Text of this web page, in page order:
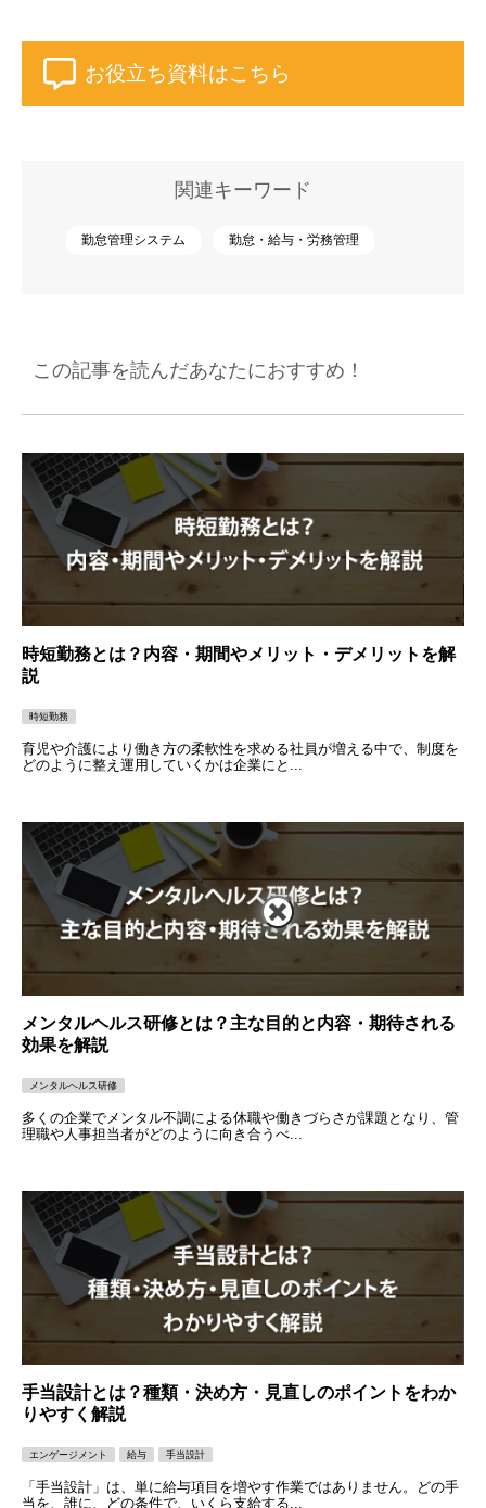
お役立ち資料はこちら
関連キーワード
勤怠管理システム 勤怠・給与・労務管理
この記事を読んだあなたにおすすめ！
時短勤務とは？内容・期間やメリット・デメリットを解
説
時短勤務
育児や介護により働き方の柔軟性を求める社員が増える中で、制度を
どのように整え運用していくかは企業にと...
メンタルヘルス研修とは？主な目的と内容・期待される
効果を解説
メンタルヘルス研修
多くの企業でメンタル不調による休職や働きづらさが課題となり、管
理職や人事担当者がどのように向き合うべ...
手当設計とは？種類・決め方・見直しのポイントをわか
りやすく解説
エンゲージメント 給与 手当設計
「手当設計」は、単に給与項目を増やす作業ではありません。どの手
当を、誰に、どの条件で、いくら支給する...